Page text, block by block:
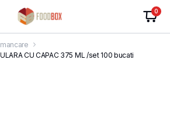
0
CU CAPAC 375 ML /set 100 bucati